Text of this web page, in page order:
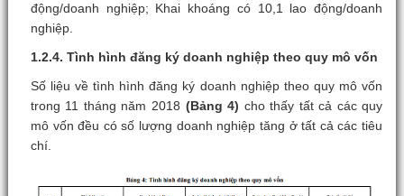
động/doanh nghiệp; Khai khoáng có 10,1 lao động/doanh
nghiệp.
1.2.4. Tình hình đăng ký doanh nghiệp theo quy mô vốn
Số liệu về tình hình đăng ký doanh nghiệp theo quy mô vốn
trong 11 tháng năm 2018 (Bảng 4) cho thấy tất cả các quy
mô vốn đều có số lượng doanh nghiệp tăng ở tất cả các tiêu
chí.